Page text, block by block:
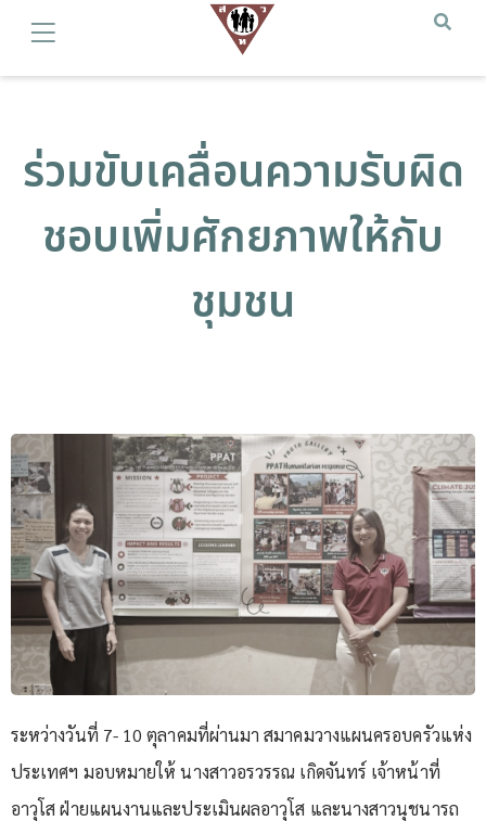
ร่วมขับเคลื่อนความรับผิด
ชอบเพิ่มศักยภาพให้กับ
ชุมชน
ระหว่างวันที่ 7- 10 ตุลาคมที่ผ่านมา สมาคมวางแผนครอบครัวแห่ง
ประเทศฯ มอบหมายให้ นางสาวอรวรรณ เกิดจันทร์ เจ้าหน้าที่
อาวุโส ฝ่ายแผนงานและประเมินผลอาวุโส และนางสาวนุชนารถ